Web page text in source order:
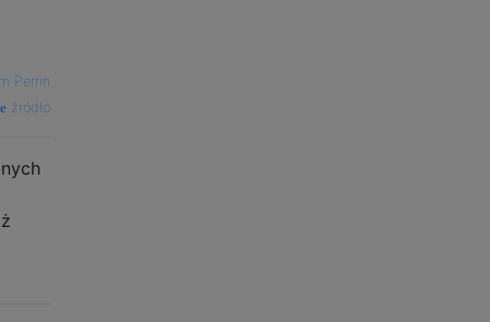
Perrin
źródło